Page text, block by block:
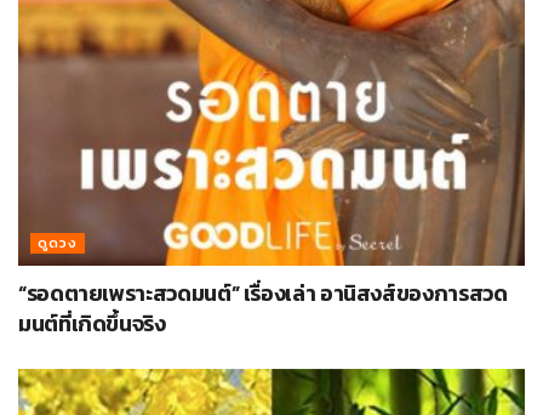
ดูดวง
“รอดตายเพราะสวดมนต์” เรื่องเล่า อานิสงส์ของการสวด
มนต์ที่เกิดขึ้นจริง